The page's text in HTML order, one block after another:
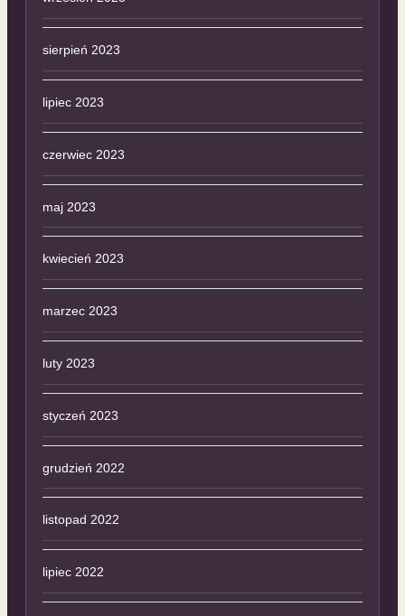
sierpień 2023
lipiec 2023
czerwiec 2023
maj 2023
kwiecień 2023
marzec 2023
luty 2023
styczeń 2023
grudzień 2022
listopad 2022
lipiec 2022